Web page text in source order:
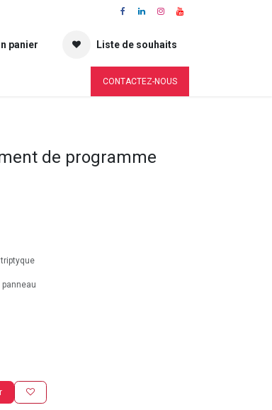
panier Liste de souhaits
CONTACTEZ-NOUS
de programme